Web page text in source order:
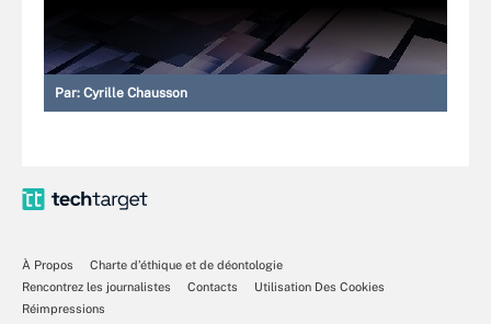
Par: Cyrille Chausson
À Propos
Charte d’éthique et de déontologie
Rencontrez les journalistes
Contacts
Utilisation Des Cookies
Réimpressions